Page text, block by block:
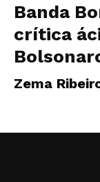
Banda
crítica
Zema